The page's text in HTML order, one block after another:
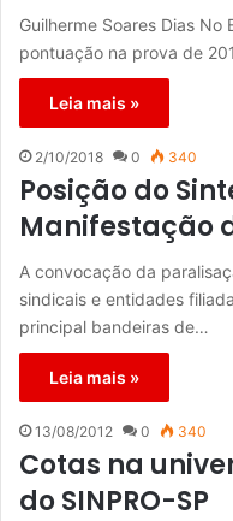
Guilherme Soares Dias
pontuação na prova de
Leia mais »
2/10/2018 0 340
Posição do
Manifestação
A convocação da
sindicais e entidades
principal bandeiras de…
Leia mais »
13/08/2012 0 340
Cotas na
do SINPRO-SP